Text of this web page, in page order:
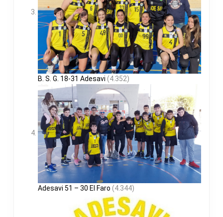
B. S. G. 18-31 Adesavi (4.352)
Adesavi 51 – 30 El Faro (4.344)